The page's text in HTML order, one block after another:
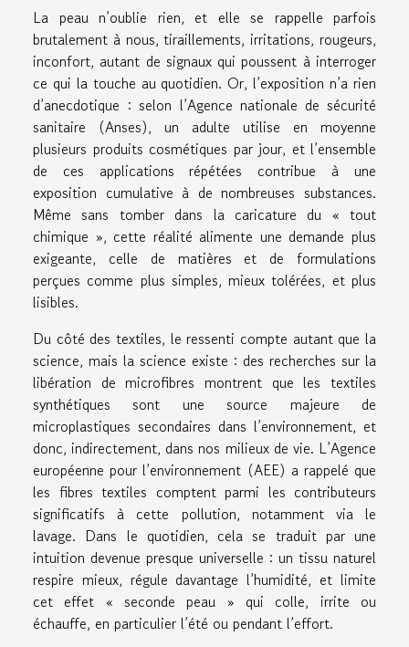
La peau n’oublie rien, et elle se rappelle parfois
brutalement à nous, tiraillements, irritations, rougeurs,
inconfort, autant de signaux qui poussent à interroger
ce qui la touche au quotidien. Or, l’exposition n’a rien
d’anecdotique : selon l’Agence nationale de sécurité
sanitaire (Anses), un adulte utilise en moyenne
plusieurs produits cosmétiques par jour, et l’ensemble
de ces applications répétées contribue à une
exposition cumulative à de nombreuses substances.
Même sans tomber dans la caricature du « tout
chimique », cette réalité alimente une demande plus
exigeante, celle de matières et de formulations
perçues comme plus simples, mieux tolérées, et plus
lisibles.
Du côté des textiles, le ressenti compte autant que la
science, mais la science existe : des recherches sur la
libération de microfibres montrent que les textiles
synthétiques sont une source majeure de
microplastiques secondaires dans l’environnement, et
donc, indirectement, dans nos milieux de vie. L’Agence
européenne pour l’environnement (AEE) a rappelé que
les fibres textiles comptent parmi les contributeurs
significatifs à cette pollution, notamment via le
lavage. Dans le quotidien, cela se traduit par une
intuition devenue presque universelle : un tissu naturel
respire mieux, régule davantage l’humidité, et limite
cet effet « seconde peau » qui colle, irrite ou
échauffe, en particulier l’été ou pendant l’effort.